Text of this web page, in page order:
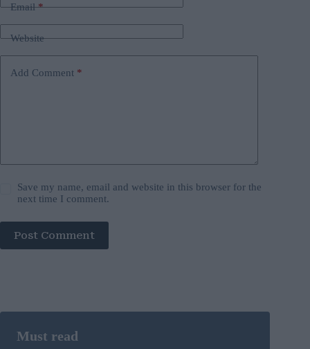
Email*
Website
Add Comment *
Save my name, email and website in this browser for the
next time I comment.
Post Comment